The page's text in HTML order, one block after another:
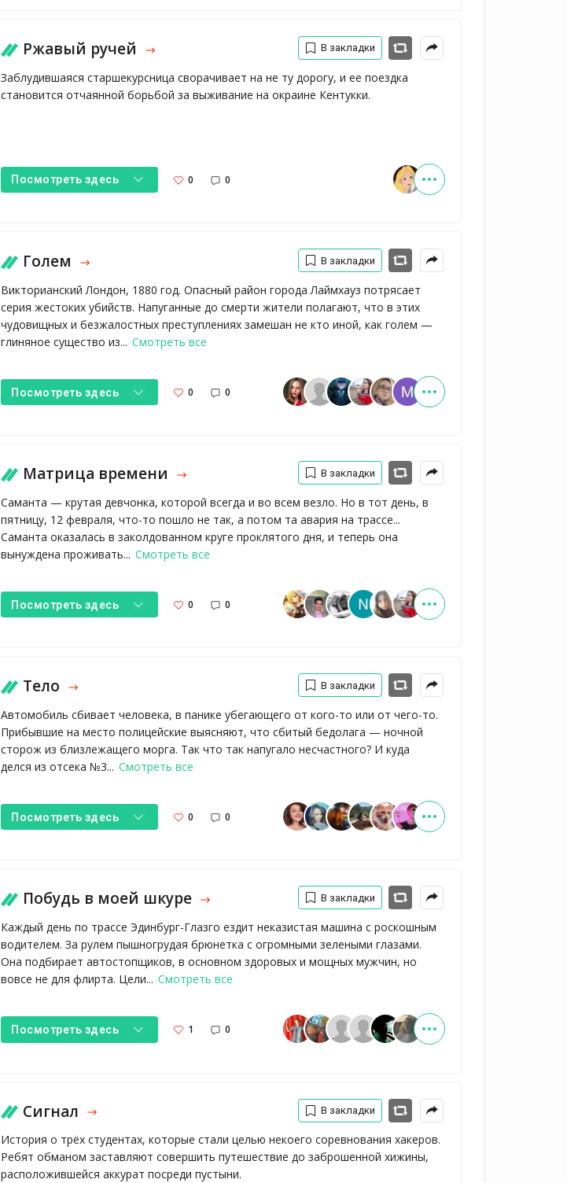
Ржавый ручей
Заблудившаяся старшекурсница сворачивает на не ту дорогу, и ее поездка
становится отчаянной борьбой за выживание на окраине Кентукки.
Посмотреть здесь 0 0
В закладки
Голем
Викторианский Лондон, 1880 год. Опасный район города Лаймхауз потрясает
серия жестоких убийств. Напуганные до смерти жители полагают, что в этих
чудовищных и безжалостных преступлениях замешан не кто иной, как голем —
глиняное существо из... Смотреть все
Посмотреть здесь 0 0
В закладки
Матрица времени
Саманта — крутая девчонка, которой всегда и во всем везло. Но в тот день, в
пятницу, 12 февраля, что-то пошло не так, а потом та авария на трассе...
Саманта оказалась в заколдованном круге проклятого дня, и теперь она
вынуждена проживать... Смотреть все
Посмотреть здесь 0 0
В закладки
Тело
Автомобиль сбивает человека, в панике убегающего от кого-то или от чего-то.
Прибывшие на место полицейские выясняют, что сбитый бедолага — ночной
сторож из близлежащего морга. Так что так напугало несчастного? И куда
делся из отсека №3... Смотреть все
Посмотреть здесь 0 0
В закладки
Побудь в моей шкуре
Каждый день по трассе Эдинбург-Глазго ездит неказистая машина с роскошным
водителем. За рулем пышногрудая брюнетка с огромными зелеными глазами.
Она подбирает автостопщиков, в основном здоровых и мощных мужчин, но
вовсе не для флирта. Цели... Смотреть все
Посмотреть здесь 1 0
В закладки
Сигнал
История о трёх студентах, которые стали целью некоего соревнования хакеров.
Ребят обманом заставляют совершить путешествие до заброшенной хижины,
расположившейся аккурат посреди пустыни.
В закладки